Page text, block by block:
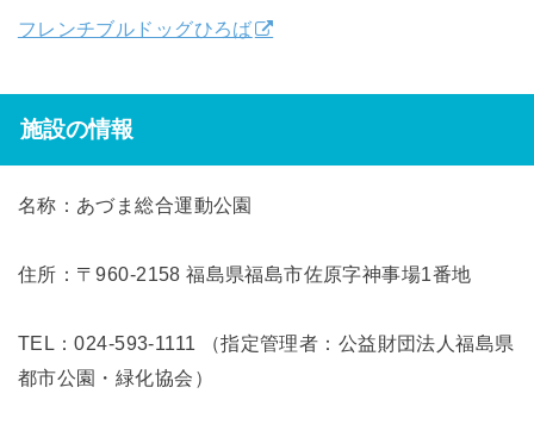
フレンチブルドッグひろば
施設の情報
名称：あづま総合運動公園
住所：〒960-2158 福島県福島市佐原字神事場1番地
TEL：024-593-1111 （指定管理者：公益財団法人福島県
都市公園・緑化協会）